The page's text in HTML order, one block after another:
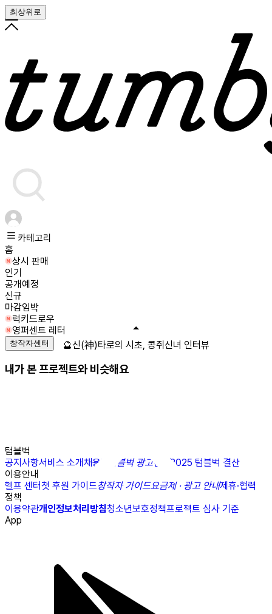
최상위로
카테고리
홈
상시 판매
인기
공개예정
신규
마감임박
럭키드로우
영퍼센트 레터
창작자센터
내가 본 프로젝트와 비슷해요
텀블벅
공지사항서비스 소개채용N 텀블벅 광고센터
2025 텀블벅 결산
이용안내
헬프 센터첫 후원 가이드창작자 가이드요금제 · 광고 안내제휴·협력
정책
이용약관개인정보처리방침청소년보호정책프로젝트 심사 기준
App
🔮신(神)타로의 시초, 콩쥐신녀 인터뷰